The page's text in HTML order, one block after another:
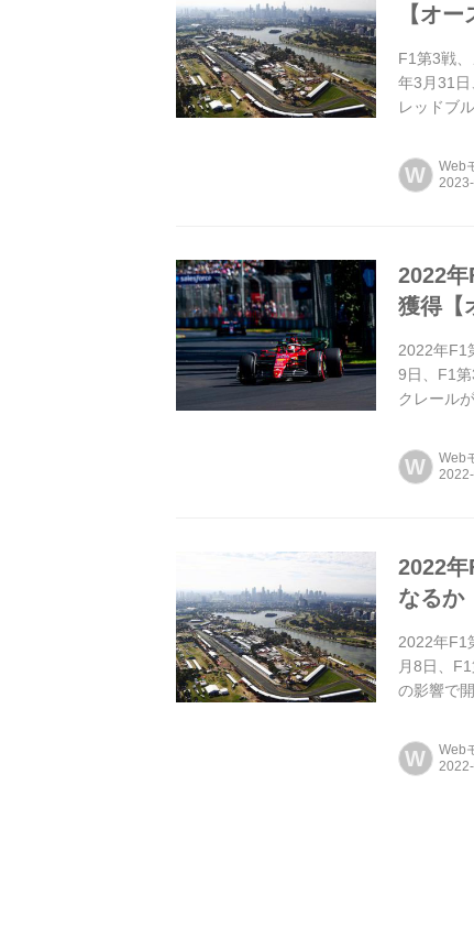
【オ
F1第3戦
年3月31
レッドブ
W Web
2022
獲得【
2022年F1
9日、F1
クレール
W Web
2022
なるか
2022年F1
月8日、
の影響で
W Web